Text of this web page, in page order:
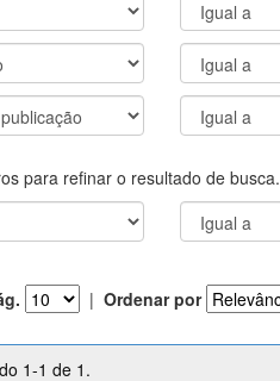
para refinar o resultado de busca.
| Ordenar por
1-1 de 1.